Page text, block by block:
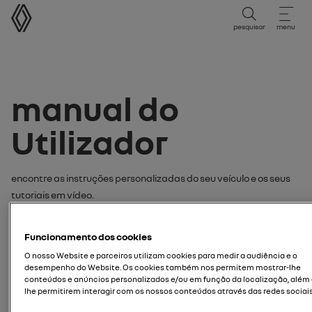
Manual do Utilizador
pesquisar menu
Manual do
Utilizador
Encontre as instruções personalizadas do seu veículo e os seus
tutoriais em vídeo.
tutorial em vídeo por:
modelo
Funcionamento dos cookies
O nosso Website e parceiros utilizam cookies para medir a audiência e o
desempenho do Website. Os cookies também nos permitem mostrar-lhe
conteúdos e anúncios personalizados e/ou em função da localização, além
lhe permitirem interagir com os nossos conteúdos através das redes